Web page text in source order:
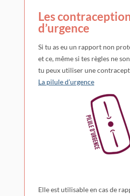
Les
d’urgence
Si tu as eu un rapport non
et ce, même si tes règles ne
tu peux utiliser une
La pilule d’urgence
Elle est utilisable en cas de